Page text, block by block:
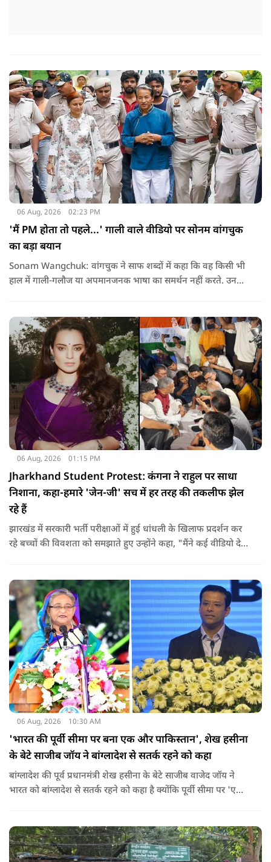
06 Aug, 2026 02:23 PM
'मैं PM होता तो पहले...' गाली वाले वीडियो पर सोनम वांगचुक
का बड़ा बयान
Sonam Wangchuk: वांगचुक ने साफ शब्दों में कहा कि वह किसी भी
हाल में गाली-गलौज या अपमानजनक भाषा का समर्थन नहीं करते. उनका
06 Aug, 2026 01:15 PM
Jharkhand Student Protest: कंगना ने राहुल पर साधा
निशाना, कहा-हमारे 'जेन-जी' सच में हर तरह की तकलीफ झेल
रहे हैं
झारखंड में सरकारी भर्ती परीक्षाओं में हुई धांधली के खिलाफ प्रदर्शन कर
रहे बच्चों की विवशता को समझाते हुए उन्होंने कहा, "मैंने कई वीडियो देखे
यहां तक गंभीर हैं कि बच्चों के पास ऑनलाइन फूड नहीं जा पा रहा है. ऐसी
स्थिति में राहुल गांधी वहां नहीं पहुंच रहे हैं.
06 Aug, 2026 10:30 AM
'भारत की पूर्वी सीमा पर बना एक और पाकिस्तान', शेख हसीना
के बेटे साजीब जॉय ने बांग्लादेश से सतर्क रहने को कहा
बांग्लादेश की पूर्व प्रधानमंत्री शेख हसीना के बेटे साजीब वाजेद जॉय ने
भारत को बांग्लादेश से सतर्क रहने को कहा है क्योंकि पूर्वी सीमा पर 'एक
होना चाहिए.